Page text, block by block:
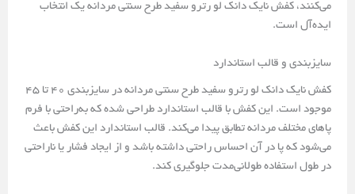
می‌کنند، کفش نایک دانک لو رترو سفید طرح سنتی مردانه یک انتخاب
ایده‌آل است.
سایزبندی و قالب استاندارد
کفش نایک دانک لو رترو سفید طرح سنتی مردانه در سایزبندی 40 تا 45
موجود است. این کفش با قالب استاندارد طراحی شده که به‌راحتی با فرم
پاهای مختلف مردانه تطابق پیدا می‌کند. قالب استاندارد این کفش باعث
می‌شود که پا در آن احساس راحتی داشته باشد و از ایجاد فشار یا ناراحتی
در طول استفاده طولانی‌مدت جلوگیری کند.